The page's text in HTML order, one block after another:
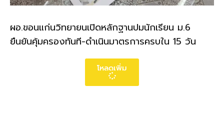
ผอ.ขอนแก่นวิทยายนเปิดหลักฐานปมนักเรียน ม.6
ยืนยันคุ้มครองทันที-ดำเนินมาตรการครบใน 15 วัน
โหลดเพิ่ม